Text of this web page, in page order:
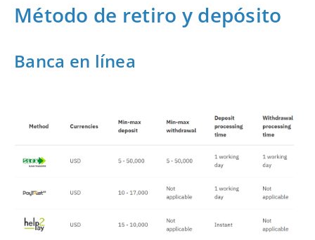
Método de retiro y depósito
Banca en línea